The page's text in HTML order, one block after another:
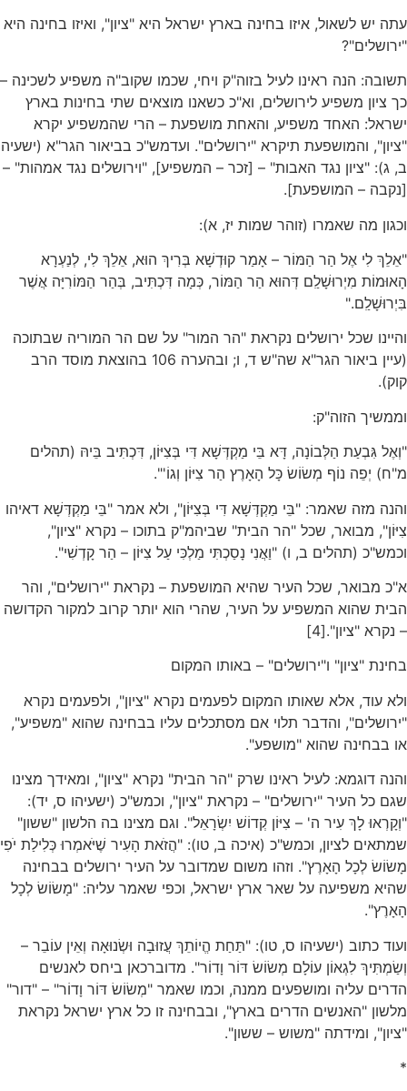
עתה יש לשאול, איזו בחינה בארץ ישראל היא "ציון", ואיזו בחינה היא
"ירושלים"?
תשובה: הנה ראינו לעיל בזוה"ק ויחי, שכמו שקוב"ה משפיע לשכינה –
כך ציון משפיע לירושלים, וא"כ כשאנו מוצאים שתי בחינות בארץ
ישראל: האחד משפיע, והאחת מושפעת – הרי שהמשפיע יקרא
"ציון", והמושפעת תיקרא "ירושלים". ועדמש"כ בביאור הגר"א (ישעיה
ב, ג): "ציון נגד האבות" – [זכר – המשפיע], "וירושלים נגד אמהות" –
[נקבה – המושפעת].
וכגון מה שאמרו (זוהר שמות יז, א):
"אֵלֵךְ לִי אֶל הַר הַמּוֹר – אָמַר קוּדְשָׁא בְּרִיךְ הוּא, אֵלֵךְ לִי, לְנַעְרָא
הָאוּמוֹת מִיְרוּשָׁלִַם דְּהוּא הַר הַמּוֹר, כְּמָה דִּכְתִּיב, בְּהַר הַמּוֹרִיָּה אֲשֶׁר
בִּיְרוּשָׁלִַם."
והיינו שכל ירושלים נקראת "הר המור" על שם הר המוריה שבתוכה
(עיין ביאור הגר"א שה"ש ד, ו; ובהערה 106 בהוצאת מוסד הרב
קוק).
וממשיך הזוה"ק:
"וְאֶל גִּבְעַת הַלְּבוֹנָה, דָּא בֵּי מַקְדְּשָׁא דִּי בְּצִיּוֹן, דִּכְתִּיב בֵּיהּ (תהלים
מ"ח) יְפֵה נוֹף מְשׂוֹשׂ כָּל הָאָרֶץ הַר צִיּוֹן וְגוֹ'".
והנה מזה שאמר: "בֵּי מַקְדְּשָׁא דִּי בְּצִיּוֹן", ולא אמר "בֵּי מַקְדְּשָׁא דאיהו
צִיּוֹן", מבואר, שכל "הר הבית" שביהמ"ק בתוכו – נקרא "ציון",
וכמש"כ (תהלים ב, ו) "וַאֲנִי נָסַכְתִּי מַלְכִּי עַל צִיּוֹן – הַר קָדְשִׁי".
א"כ מבואר, שכל העיר שהיא המושפעת – נקראת "ירושלים", והר
הבית שהוא המשפיע על העיר, שהרי הוא יותר קרוב למקור הקדושה
– נקרא "ציון".[4]
בחינת "ציון" ו"ירושלים" – באותו המקום
ולא עוד, אלא שאותו המקום לפעמים נקרא "ציון", ולפעמים נקרא
"ירושלים", והדבר תלוי אם מסתכלים עליו בבחינה שהוא "משפיע",
או בבחינה שהוא "מושפע".
והנה דוגמא: לעיל ראינו שרק "הר הבית" נקרא "ציון", ומאידך מצינו
שגם כל העיר "ירושלים" – נקראת "ציון", וכמש"כ (ישעיהו ס, יד):
"וְקָרְאוּ לָךְ עִיר ה' – צִיּוֹן קְדוֹשׁ יִשְׂרָאֵל". וגם מצינו בה הלשון "ששון"
שמתאים לציון, וכמש"כ (איכה ב, טו): "הֲזֹאת הָעִיר שֶׁיֹּאמְרוּ כְּלִילַת יֹפִי
מָשׂוֹשׂ לְכָל הָאָרֶץ". וזהו משום שמדובר על העיר ירושלים בבחינה
שהיא משפיעה על שאר ארץ ישראל, וכפי שאמר עליה: "מָשׂוֹשׂ לְכָל
הָאָרֶץ".
ועוד כתוב (ישעיהו ס, טו): "תַּחַת הֱיוֹתֵךְ עֲזוּבָה וּשְׂנוּאָה וְאֵין עוֹבֵר –
וְשַׂמְתִּיךְ לִגְאוֹן עוֹלָם מְשׂוֹשׂ דּוֹר וָדוֹר". מדוברכאן ביחס לאנשים
הדרים עליה ומושפעים ממנה, וכמו שאמר "מְשׂוֹשׂ דּוֹר וָדוֹר" – "דור"
מלשון "האנשים הדרים בארץ", ובבחינה זו כל ארץ ישראל נקראת
"ציון", ומידתה "משוש – ששון".
*